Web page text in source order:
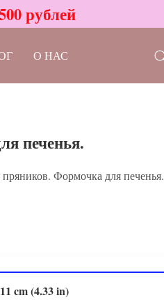
рублей
О НАС
печенья.
Формочка для печенья.
11 cm (4.33 in)